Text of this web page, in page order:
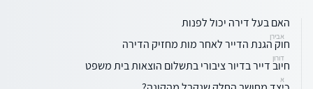
האם בעל דירה יכול לפנות
אבירן
חוק הגנת הדייר לאחר מות מחזיק הדירה
דורון
חיוב דייר בדיור ציבורי בתשלום הוצאות בית משפט
א